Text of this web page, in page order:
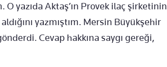
O yazıda Aktaş’ın Provek ilaç şirketinin
yazmıştım. Mersin Büyükşehir
Cevap hakkına saygı gereği,